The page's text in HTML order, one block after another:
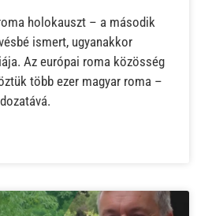
holokauszt – a második
ismert, ugyanakkor
Az európai roma közösség
több ezer magyar roma –